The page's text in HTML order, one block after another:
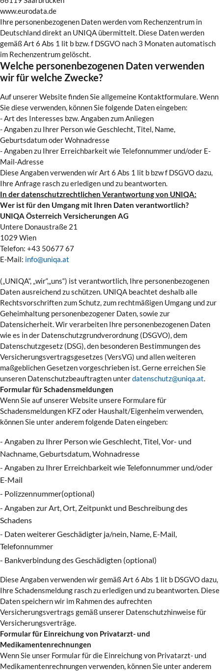
www.eurodata.de
Ihre personenbezogenen Daten werden vom Rechenzentrum in
Deutschland direkt an UNIQA übermittelt. Diese Daten werden
gemäß Art 6 Abs 1 lit b bzw. f DSGVO nach 3 Monaten automatisch
im Rechenzentrum gelöscht.
Welche personenbezogenen Daten verwenden
wir für welche Zwecke?
Auf unserer Website finden Sie allgemeine Kontaktformulare. Wenn
Sie diese verwenden, können Sie folgende Daten eingeben:
- Art des Interesses bzw. Angaben zum Anliegen
- Angaben zu Ihrer Person wie Geschlecht, Titel, Name,
Geburtsdatum oder Wohnadresse
- Angaben zu Ihrer Erreichbarkeit wie Telefonnummer und/oder E-
Mail-Adresse
Diese Angaben verwenden wir Art 6 Abs 1 lit b bzw f DSGVO dazu,
Ihre Anfrage rasch zu erledigen und zu beantworten.
In der datenschutzrechtlichen Verantwortung von UNIQA:
Wer ist für den Umgang mit Ihren Daten verantwortlich?
UNIQA Österreich Versicherungen AG
Untere Donaustraße 21
1029 Wien
Telefon: +43 50677 67
E-Mail: info@uniqa.at
(„UNIQA“, „wir“,„uns“) ist verantwortlich, Ihre personenbezogenen
Daten ausreichend zu schützen. UNIQA beachtet deshalb alle
Rechtsvorschriften zum Schutz, zum rechtmäßigen Umgang und zur
Geheimhaltung personenbezogener Daten, sowie zur
Datensicherheit. Wir verarbeiten Ihre personenbezogenen Daten
wie es in der Datenschutzgrundverordnung (DSGVO), dem
Datenschutzgesetz (DSG), den besonderen Bestimmungen des
Versicherungsvertragsgesetzes (VersVG) und allen weiteren
maßgeblichen Gesetzen vorgeschrieben ist. Gerne erreichen Sie
unseren Datenschutzbeauftragten unterdatenschutz@uniqa.at.
Formular für Schadensmeldungen
Wenn Sie auf unserer Website unsere Formulare für
Schadensmeldungen KFZ oder Haushalt/Eigenheim verwenden,
können Sie unter anderem folgende Daten eingeben:
- Angaben zu Ihrer Person wie Geschlecht, Titel, Vor- und
Nachname, Geburtsdatum, Wohnadresse
- Angaben zu Ihrer Erreichbarkeit wie Telefonnummer und/oder
E-Mail
- Polizzennummer(optional)
- Angaben zur Art, Ort, Zeitpunkt und Beschreibung des
Schadens
- Daten weiterer Geschädigter ja/nein, Name, E-Mail,
Telefonnummer
- Bankverbindung des Geschädigten (optional)
Diese Angaben verwenden wir gemäß Art 6 Abs 1 lit b DSGVO dazu,
Ihre Schadensmeldung rasch zu erledigen und zu beantworten. Diese
Daten speichern wir im Rahmen des aufrechten
Versicherungsvertrags gemäß unserer Datenschutzhinweise für
Versicherungsverträge.
Formular für Einreichung von Privatarzt- und
Medikamentenrechnungen
Wenn Sie unser Formular für die Einreichung von Privatarzt- und
Medikamentenrechnungen verwenden, können Sie unter anderem